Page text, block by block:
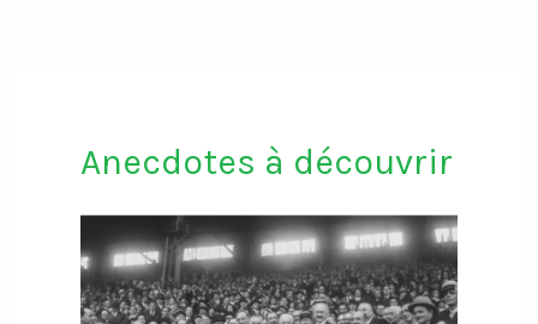
Anecdotes à découvrir